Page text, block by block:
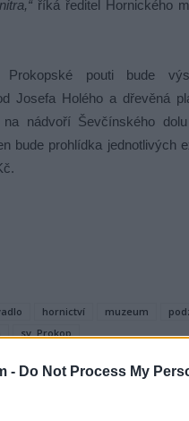
- Do Not Process My
říká ředitel Hornického
Prokopské pouti bude
Josefa Holého a dřevěná
nádvoří Ševčínského
bude prohlídka jednotlivých
hornictví muzeum
sv. Prokop